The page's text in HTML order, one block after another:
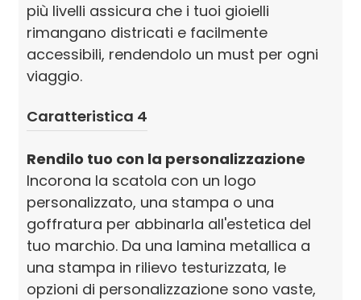
più livelli assicura che i tuoi gioielli
rimangano districati e facilmente
accessibili, rendendolo un must per ogni
viaggio.
Caratteristica 4
Rendilo tuo con la personalizzazione
Incorona la scatola con un logo
personalizzato, una stampa o una
goffratura per abbinarla all'estetica del
tuo marchio. Da una lamina metallica a
una stampa in rilievo testurizzata, le
opzioni di personalizzazione sono vaste,